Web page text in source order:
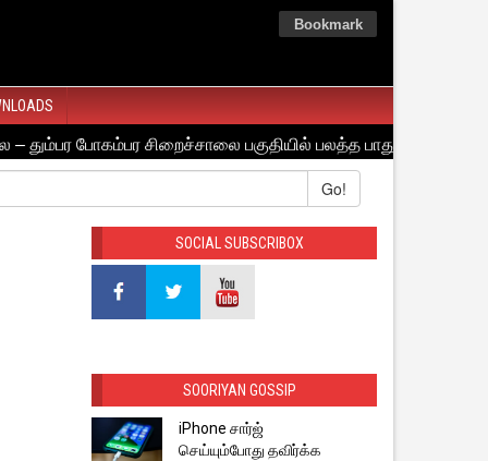
Bookmark
Go!
SOCIAL SUBSCRIBOX
SOORIYAN GOSSIP
iPhone சார்ஜ்
செய்யும்போது தவிர்க்க